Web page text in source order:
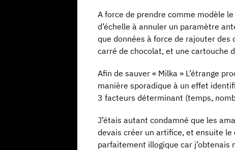
A force de prendre comme modèle
d’échelle à annuler un paramètre
que données à force de rajouter
carré de chocolat, et une cartouche
Afin de sauver « Milka » L’étrange
manière sporadique à un effet
3 facteurs déterminant (temps,
J’étais autant condamné que les
devais créer un artifice, et ensuite
parfaitement illogique car j’obtenais